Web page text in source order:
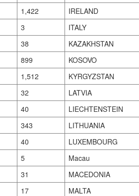
1,422 IRELAND
3 ITALY
38 KAZAKHSTAN
899 KOSOVO
1,512 KYRGYZSTAN
32 LATVIA
40 LIECHTENSTEIN
343 LITHUANIA
40 LUXEMBOURG
5 Macau
31 MACEDONIA
17 MALTA